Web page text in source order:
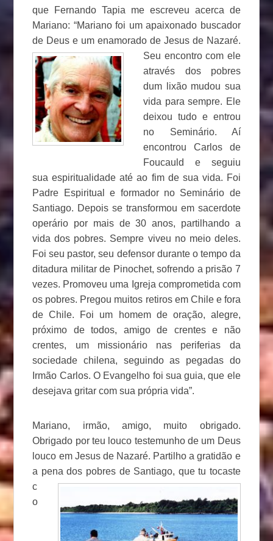
que Fernando Tapia me escreveu acerca de
Mariano: “Mariano foi um apaixonado buscador
de Deus e um enamorado de Jesus de Nazaré.
Seu encontro com ele
através dos pobres
dum lixão mudou sua
vida para sempre. Ele
deixou tudo e entrou
no Seminário. Aí
encontrou Carlos de
Foucauld e seguiu
sua espiritualidade até ao fim de sua vida. Foi
Padre Espiritual e formador no Seminário de
Santiago. Depois se transformou em sacerdote
operário por mais de 30 anos, partilhando a
vida dos pobres. Sempre viveu no meio deles.
Foi seu pastor, seu defensor durante o tempo da
ditadura militar de Pinochet, sofrendo a prisão 7
vezes. Promoveu uma Igreja comprometida com
os pobres. Pregou muitos retiros em Chile e fora
de Chile. Foi um homem de oração, alegre,
próximo de todos, amigo de crentes e não
crentes, um missionário nas periferias da
sociedade chilena, seguindo as pegadas do
Irmão Carlos. O Evangelho foi sua guia, que ele
desejava gritar com sua própria vida”.
Mariano, irmão, amigo, muito obrigado.
Obrigado por teu louco testemunho de um Deus
louco em Jesus de Nazaré. Partilho a gratidão e
a pena dos pobres de Santiago, que tu tocaste
c
o